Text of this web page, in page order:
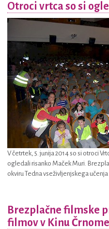
Otroci vrtca so si
V četrtek, 5. junija 2014 so si otroci
ogledali risanko Maček Muri.
okviru Tedna vseživljenjskega učenja
Brezplačne filmske
filmov v Kinu